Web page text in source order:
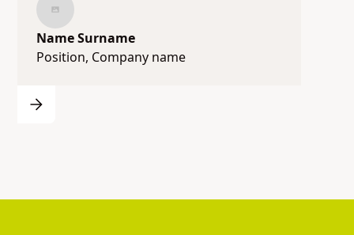
Name Surname
Position, Company name